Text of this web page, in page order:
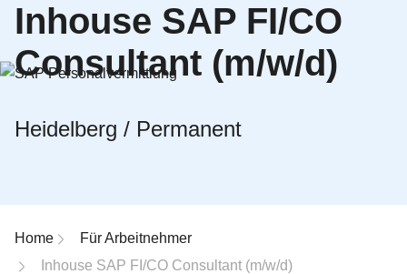
Inhouse SAP FI/CO
Consultant (m/w/d)
Heidelberg / Permanent
Breadcrumb-Navigation
Home
Für Arbeitnehmer
Inhouse SAP FI/CO Consultant (m/w/d)